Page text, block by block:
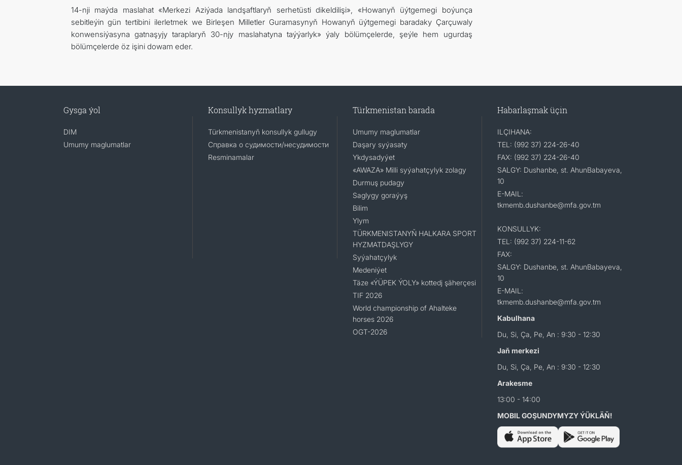
14-nji maýda maslahat «Merkezi Aziýada landşaftlaryň serhetüsti dikeldilişi», «Howanyň üýtgemegi boýunça
sebitleýin gün tertibini ilerletmek we Birleşen Milletler Guramasynyň Howanyň üýtgemegi baradaky Çarçuwaly
konwensiýasyna gatnaşyjy taraplaryň 30-njy maslahatyna taýýarlyk» ýaly bölümçelerde, şeýle hem ugurdaş
bölümçelerde öz işini dowam eder.
Gysga ýol
DIM
Umumy maglumatlar
Konsullyk hyzmatlary
Türkmenistanyň konsullyk gullugy
Справка о судимости/несудимости
Resminamalar
Türkmenistan barada
Umumy maglumatlar
Daşary syýasaty
Ykdysadyýet
«AWAZA» Milli syýahatçylyk zolagy
Durmuş pudagy
Saglygy goraýyş
Bilim
Ylym
TÜRKMENISTANYŇ HALKARA SPORT
HYZMATDAŞLYGY
Syýahatçylyk
Medeniýet
Täze «ÝÜPEK ÝOLY» kottedj şäherçesi
TIF 2026
World championship of Ahalteke
horses 2026
OGT-2026
Habarlaşmak üçin
ILÇIHANA:
TEL: (992 37) 224-26-40
FAX: (992 37) 224-26-40
SALGY: Dushanbe, st. AhunBabayeva,
10
E-MAIL:
tkmemb.dushanbe@mfa.gov.tm
KONSULLYK:
TEL: (992 37) 224-11-62
FAX:
SALGY: Dushanbe, st. AhunBabayeva,
10
E-MAIL:
tkmemb.dushanbe@mfa.gov.tm
Kabulhana
Du, Si, Ça, Pe, An : 9:30 - 12:30
Jaň merkezi
Du, Si, Ça, Pe, An : 9:30 - 12:30
Arakesme
13:00 - 14:00
MOBIL GOŞUNDYMYZY ÝÜKLÄŇ!